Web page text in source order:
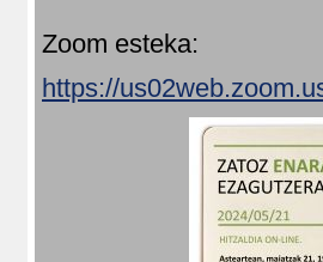
Zoom esteka:
https://